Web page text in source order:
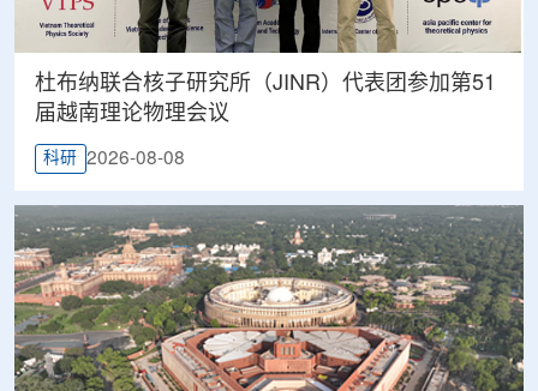
杜布纳联合核子研究所（JINR）代表团参加第51
届越南理论物理会议
科研 2026-08-08